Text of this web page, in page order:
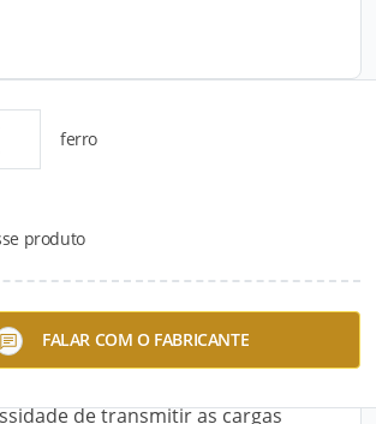
ferro
produto
FALAR COM O FABRICANTE
do produto
Produto
Transferência da Espaferro são
uso em pisos e pavimentos de
de transmitir as cargas